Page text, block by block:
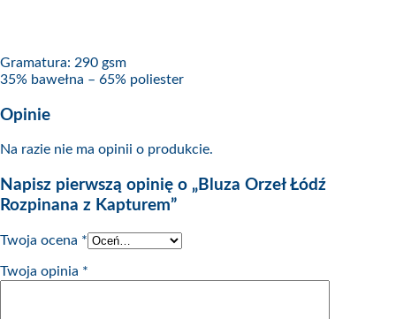
Gramatura: 290 gsm
35% bawełna – 65% poliester
Opinie
Na razie nie ma opinii o produkcie.
Napisz pierwszą opinię o „Bluza Orzeł Łódź
Rozpinana z Kapturem”
Twoja ocena *
Twoja opinia *